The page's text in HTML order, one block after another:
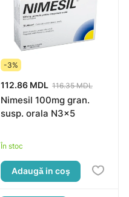
-3%
112.86 MDL 116.35 MDL
Nimesil 100mg gran.
susp. orala N3x5
În stoc
Adaugă in coş